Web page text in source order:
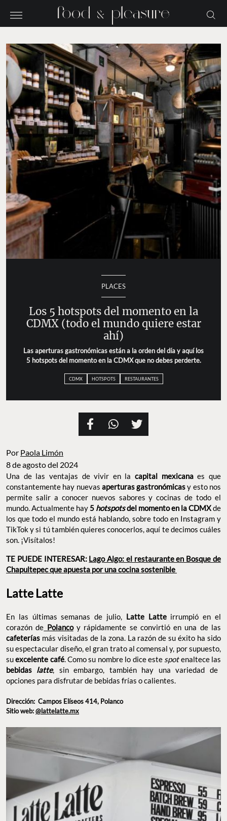
PLACES
Los 5 hotspots del momento en la CDMX
(todo el mundo quiere estar ahí)
Las aperturas gastronómicas están a la orden del día y
aquí los 5 hotspots del momento en la CDMX que no
debes perderte.
CDMX HOTSPOTS RESTAURANTES
PorPaola Limón
8 de agosto del 2024
Una de las ventajas de vivir en la capital mexicanaes que
constantemente hay nuevasaperturas gastronómicasy esto
nos permite salir a conocer nuevos sabores y cocinas de todo el
mundo. Actualmente hay
del momento en la CDMX
de los que todo el mundo está hablando, sobre todo en Instagram
y TikTok y si tú también quieres conocerlos, aquí te decimos
cuáles son. ¡Visítalos!
TE PUEDE INTERESAR:
Bosque de Chapultepec que apuesta por una cocina
sostenible
Latte Latte
En las últimas semanas de julio,Latte Latteirrumpió en el
corazón dePolancoy rápidamente se convirtió en una de las
cafeteríasmás visitadas de la zona. La razón de su éxito ha sido
su espectacular diseño, el gran trato al comensal y, por supuesto,
suexcelente café. Como su nombre lo dice estespotenaltece las
bebidaslatte, sin embargo, también hay una variedad de
opciones para disfrutar de bebidas frías o calientes.
Dirección:Campos Elíseos 414, Polanco
Sitio web:@lattelatte.mx